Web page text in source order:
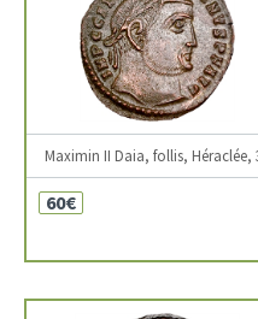
Maximin II Daia, follis, Héraclée,
60€